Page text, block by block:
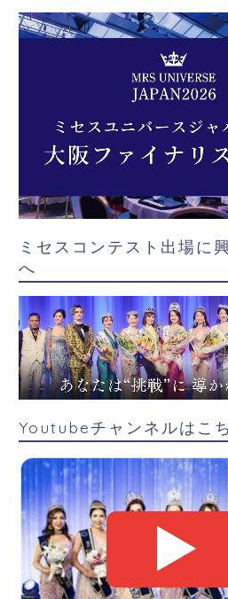
ミセスコンテスト出場に
へ
Youtubeチャンネルはこ